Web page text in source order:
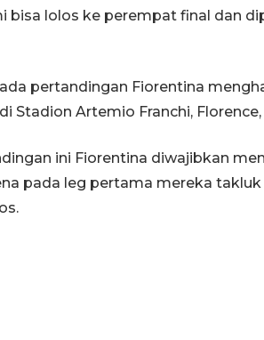
bisa lolos ke perempat final dan
pertandingan Fiorentina
Stadion Artemio Franchi,
ini Fiorentina diwajibkan
pada leg pertama mereka